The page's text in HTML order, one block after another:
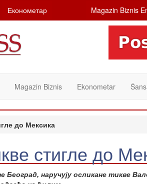
Економетар Magazin Biznis
Magazin Biznis Ekonometar
до Мексика
стигле до
Београд, наручују осликане тикве